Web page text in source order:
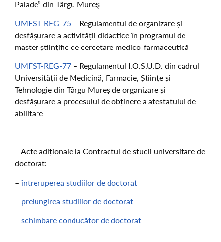
Palade” din Târgu Mureş
UMFST-REG-75 – Regulamentul de organizare și
desfășurare a activității didactice în programul de
master științific de cercetare medico-farmaceutică
UMFST-REG-77 – Regulamentul I.O.S.U.D. din cadrul
Universității de Medicină, Farmacie, Științe și
Tehnologie din Târgu Mureș de organizare și
desfășurare a procesului de obținere a atestatului de
abilitare
– Acte adiționale la Contractul de studii universitare de
doctorat:
–întreruperea studiilor de doctorat
– prelungirea studiilor de doctorat
– schimbare conducător de doctorat